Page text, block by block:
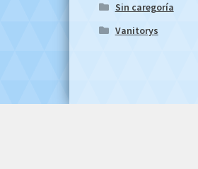
Sin caregoría
Vanitorys